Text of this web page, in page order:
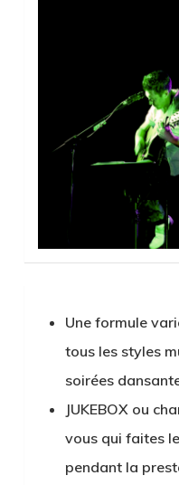
Une formule
tous les styles
soirées
JUKEBOX ou
vous qui faites
pendant la